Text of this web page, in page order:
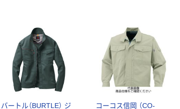
バートル（BURTLE） ジ
コーコス信岡 （CO-